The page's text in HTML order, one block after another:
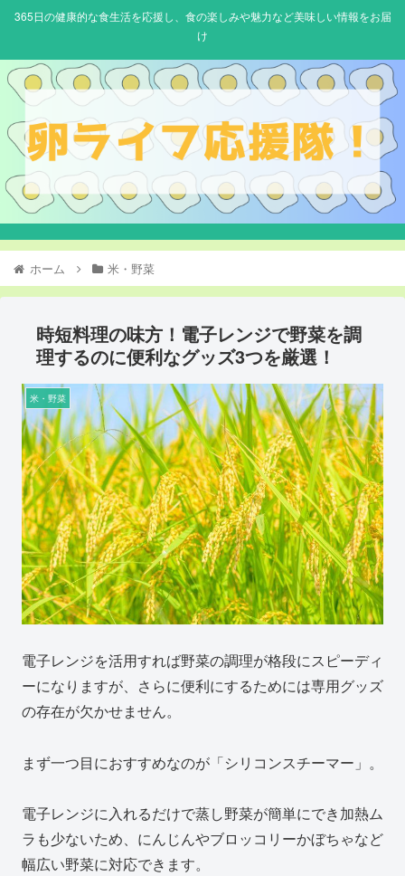
365日の健康的な食生活を応援し、食の楽しみや魅力など美味しい情報をお届
け
ホーム 米・野菜
時短料理の味方！電子レンジで野菜を調
理するのに便利なグッズ3つを厳選！
米・野菜
電子レンジを活用すれば野菜の調理が格段にスピーディ
ーになりますが、さらに便利にするためには専用グッズ
の存在が欠かせません。
まず一つ目におすすめなのが「シリコンスチーマー」。
電子レンジに入れるだけで蒸し野菜が簡単にでき加熱ム
ラも少ないため、にんじんやブロッコリーかぼちゃなど
幅広い野菜に対応できます。